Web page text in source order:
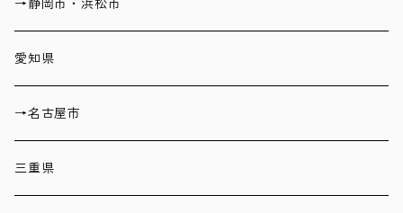
→静岡市・浜松市
愛知県
→名古屋市
三重県